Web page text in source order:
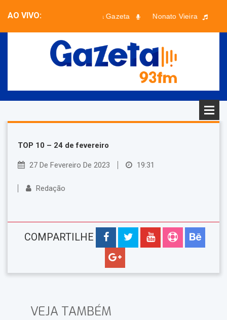
AO VIVO: Bom dia Gazeta Nonato Vieira
TOP 10 – 24 de fevereiro
27 De Fevereiro De 2023 19:31
Redação
COMPARTILHE
VEJA TAMBÉM